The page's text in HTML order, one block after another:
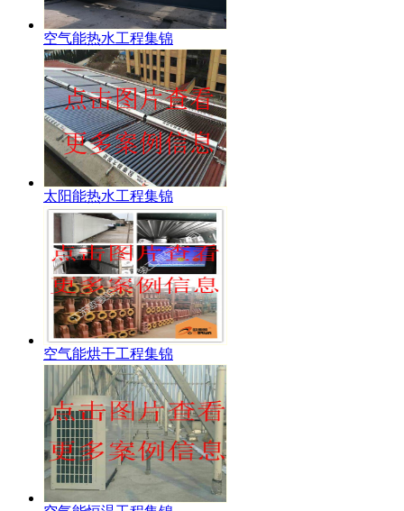
空气能热水工程集锦
太阳能热水工程集锦
空气能烘干工程集锦